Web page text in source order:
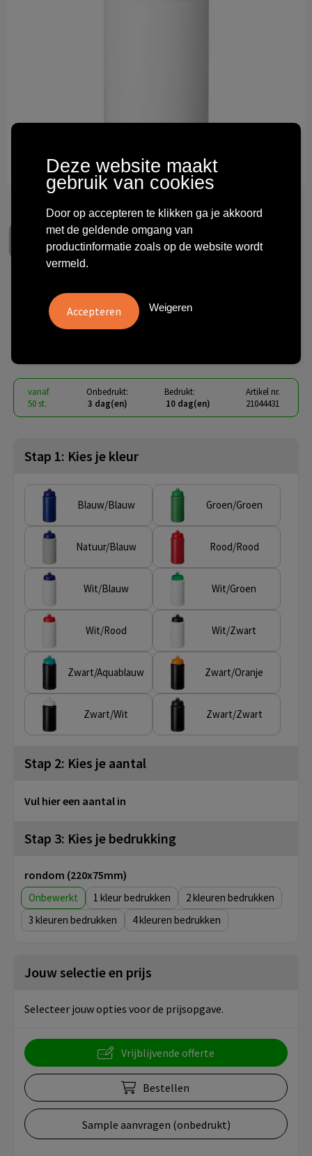
Baseline gerecyclede
sportfles van 500 ml
vanaf
50 st.
Onbedrukt:
3 dag(en)
Bedrukt:
10 dag(en)
Artikel nr.
21044431
Stap 1: Kies je kleur
Blauw/Blauw Groen/Groen
Natuur/Blauw Rood/Rood
Wit/Blauw Wit/Groen
Wit/Rood Wit/Zwart
Zwart/Aquablauw Zwart/Oranje
Zwart/Wit Zwart/Zwart
Stap 2: Kies je aantal
Vul hier een aantal in
Stap 3: Kies je bedrukking
rondom (220x75mm)
Onbewerkt 1
2
3
4
Jouw selectie en prijs
Selecteer jouw opties voor de prijsopgave.
Vrijblijvende offerte
Bestellen
Sample aanvragen (onbedrukt)
Deze website maakt
gebruik van cookies
Door op accepteren te klikken ga je akkoord
met de geldende omgang van
productinformatie zoals op de website wordt
vermeld.
Weigeren